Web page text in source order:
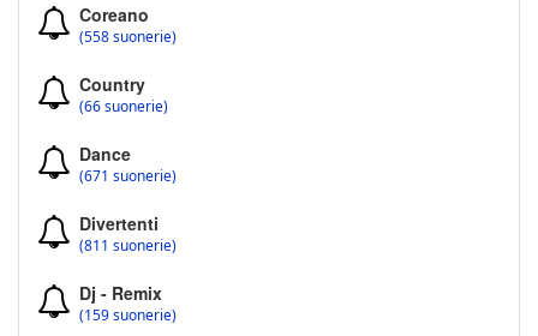
Coreano
(558 suonerie)
Country
(66 suonerie)
Dance
(671 suonerie)
Divertenti
(811 suonerie)
Dj - Remix
(159 suonerie)